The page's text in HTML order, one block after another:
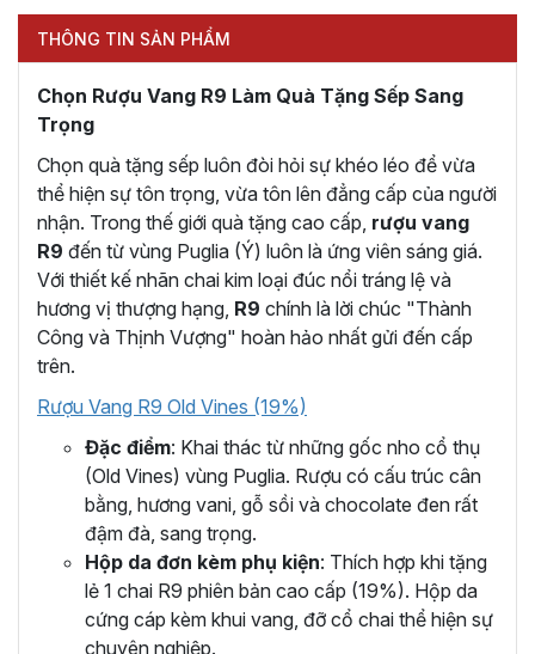
THÔNG TIN SẢN PHẨM
Chọn Rượu Vang R9 Làm Quà Tặng Sếp Sang
Trọng
Chọn quà tặng sếp luôn đòi hỏi sự khéo léo để vừa
thể hiện sự tôn trọng, vừa tôn lên đẳng cấp của người
nhận. Trong thế giới quà tặng cao cấp, rượu vang
R9 đến từ vùng Puglia (Ý) luôn là ứng viên sáng giá.
Với thiết kế nhãn chai kim loại đúc nổi tráng lệ và
hương vị thượng hạng, R9 chính là lời chúc "Thành
Công và Thịnh Vượng" hoàn hảo nhất gửi đến cấp
trên.
Rượu Vang R9 Old Vines (19%)
Đặc điểm: Khai thác từ những gốc nho cổ thụ
(Old Vines) vùng Puglia. Rượu có cấu trúc cân
bằng, hương vani, gỗ sồi và chocolate đen rất
đậm đà, sang trọng.
Hộp da đơn kèm phụ kiện: Thích hợp khi tặng
lẻ 1 chai R9 phiên bản cao cấp (19%). Hộp da
cứng cáp kèm khui vang, đỡ cổ chai thể hiện sự
chuyên nghiệp.